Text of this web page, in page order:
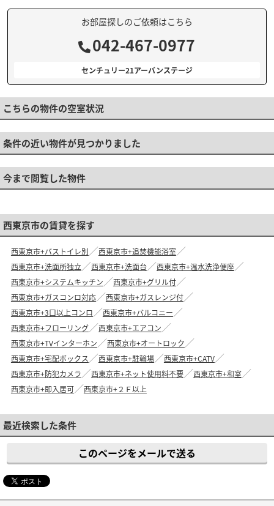
お部屋探しのご依頼はこちら
042-467-0977
センチュリー21アーバンステージ
こちらの物件の空室状況
条件の近い物件が見つかりました
今まで閲覧した物件
西東京市の賃貸を探す
西東京市+バストイレ別
西東京市+追焚機能浴室
西東京市+洗面所独立
西東京市+洗面台
西東京市+温水洗浄便座
西東京市+システムキッチン
西東京市+グリル付
西東京市+ガスコンロ対応
西東京市+ガスレンジ付
西東京市+3口以上コンロ
西東京市+バルコニー
西東京市+フローリング
西東京市+エアコン
西東京市+TVインターホン
西東京市+オートロック
西東京市+宅配ボックス
西東京市+駐輪場
西東京市+CATV
西東京市+防犯カメラ
西東京市+ネット使用料不要
西東京市+和室
西東京市+即入居可
西東京市+２Ｆ以上
最近検索した条件
このページをメールで送る